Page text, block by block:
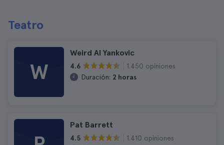
Teatro
W
Weird Al Yankovic
4.6
1.450 opiniones
Duración: 2 horas
Pat Barrett
4.5
1.410 opiniones